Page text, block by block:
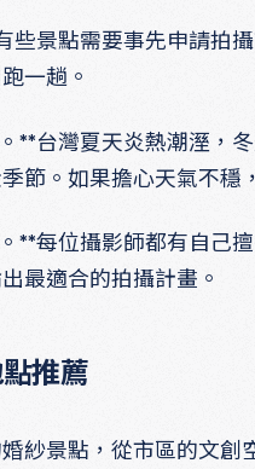
些景點需要事先申請拍
一趟。
**台灣夏天炎熱潮溼，
節。如果擔心天氣不穩
**每位攝影師都有自己
最適合的拍攝計畫。
推薦
紗景點，從市區的文